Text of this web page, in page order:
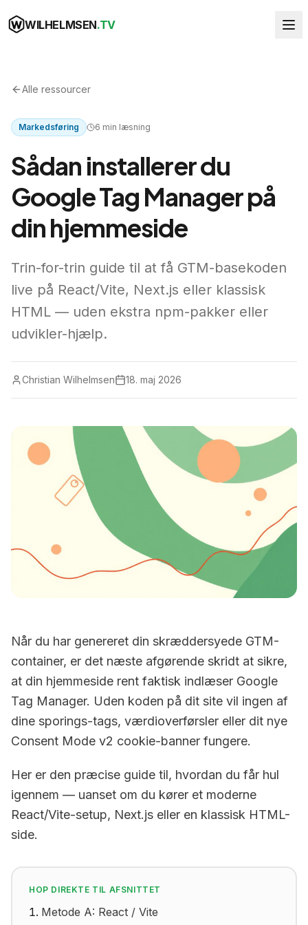
WILHELMSEN.TV
Alle ressourcer
Markedsføring 6 min læsning
Sådan installerer du
Google Tag Manager på
din hjemmeside
Trin-for-trin guide til at få GTM-basekoden
live på React/Vite, Next.js eller klassisk
HTML — uden ekstra npm-pakker eller
udvikler-hjælp.
Christian Wilhelmsen 18. maj 2026
Når du har genereret din skræddersyede GTM-
container, er det næste afgørende skridt at sikre,
at din hjemmeside rent faktisk indlæser Google
Tag Manager. Uden koden på dit site vil ingen af
dine sporings-tags, værdioverførsler eller dit nye
Consent Mode v2 cookie-banner fungere.
Her er den præcise guide til, hvordan du får hul
igennem — uanset om du kører et moderne
React/Vite-setup, Next.js eller en klassisk HTML-
side.
HOP DIREKTE TIL AFSNITTET
Metode A: React / Vite